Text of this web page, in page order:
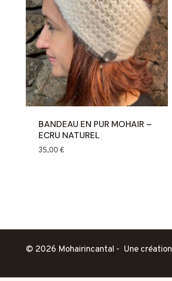
BANDEAU EN PUR MOHAIR –
ECRU NATUREL
35,00 €
© 2026 Mohairincantal - Une création